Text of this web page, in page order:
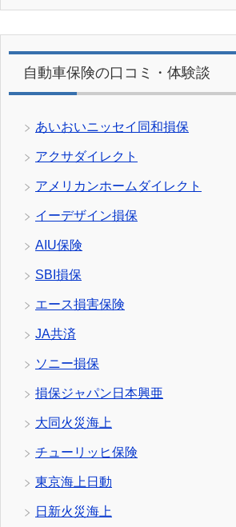
自動車保険の口コミ・体験談
あいおいニッセイ同和損保
アクサダイレクト
アメリカンホームダイレクト
イーデザイン損保
AIU保険
SBI損保
エース損害保険
JA共済
ソニー損保
損保ジャパン日本興亜
大同火災海上
チューリッヒ保険
東京海上日動
日新火災海上